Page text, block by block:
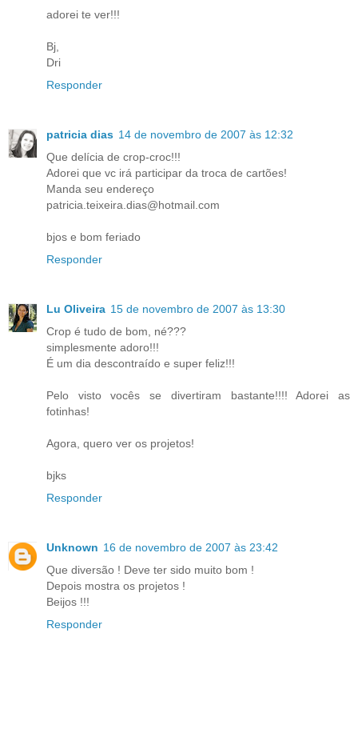
adorei te ver!!!
Bj,
Dri
Responder
patricia dias 14 de novembro de 2007 às 12:32
Que delícia de crop-croc!!!
Adorei que vc irá participar da troca de cartões!
Manda seu endereço
patricia.teixeira.dias@hotmail.com
bjos e bom feriado
Responder
Lu Oliveira 15 de novembro de 2007 às 13:30
Crop é tudo de bom, né???
simplesmente adoro!!!
É um dia descontraído e super feliz!!!
Pelo visto vocês se divertiram bastante!!!! Adorei as
fotinhas!
Agora, quero ver os projetos!
bjks
Responder
Unknown 16 de novembro de 2007 às 23:42
Que diversão ! Deve ter sido muito bom !
Depois mostra os projetos !
Beijos !!!
Responder